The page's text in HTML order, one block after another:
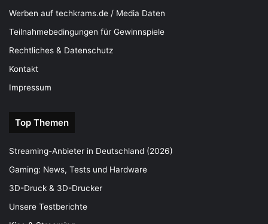
Werben auf techkrams.de / Media Daten
Teilnahmebedingungen für Gewinnspiele
Rechtliches & Datenschutz
Kontakt
Impressum
Top Themen
Streaming-Anbieter in Deutschland (2026)
Gaming: News, Tests und Hardware
3D-Druck & 3D-Drucker
Unsere Testberichte